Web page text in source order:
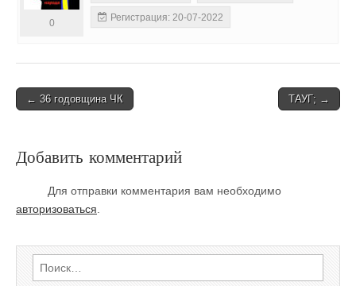
0 Регистрация: 20-07-2022
Post
← 36 годовщина ЧК ТАУГ; →
Добавить комментарий
Для отправки комментария вам необходимо
авторизоваться.
Найти: